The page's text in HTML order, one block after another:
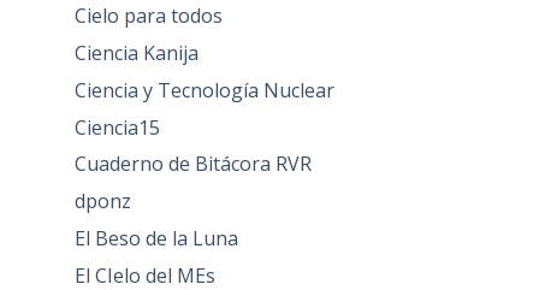
Cielo para todos
Ciencia Kanija
Ciencia y Tecnología Nuclear
Ciencia15
Cuaderno de Bitácora RVR
dponz
El Beso de la Luna
El CIelo del MEs